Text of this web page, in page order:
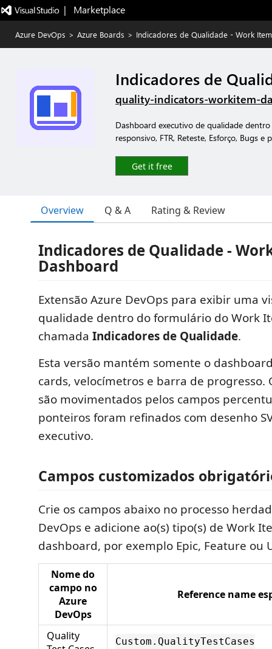
|   Marketplace
Azure DevOps > Azure Boards > Indicadores de Qualidade - Work
Indicadores de
quality-indicators-workitem-
Dashboard executivo de qualidade
responsivo, FTR, Reteste, Esforço, Bugs e
Get it free
Overview Q & A Rating & Review
Indicadores de Qualidade -
Dashboard
Extensão Azure DevOps para exibir uma
qualidade dentro do formulário do Work
chamada Indicadores de Qualidade.
Esta versão mantém somente o
cards, velocímetros e barra de progresso.
são movimentados pelos campos
ponteiros foram refinados com desenho
executivo.
Campos customizados
Crie os campos abaixo no processo
DevOps e adicione ao(s) tipo(s) de Work
dashboard, por exemplo Epic, Feature ou
Nome do
campo no
Azure
DevOps
Reference name
Quality
Custom.QualityTestCases